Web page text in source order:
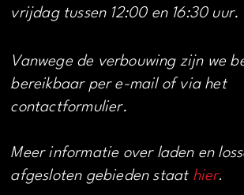
vrijdag tussen 12:00 en 16:30 uur.
Vanwege de verbouwing zijn we
bereikbaar per e-mail of via het
contactformulier.
Meer informatie over laden en
afgesloten gebieden staat hier.